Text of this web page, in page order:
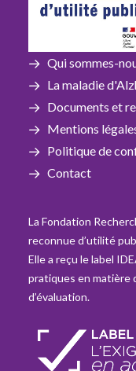
Qui sommes-
La maladie
Documents et
Mentions
Politique de
Contact
La Fondation
reconnue d’utilité
Elle a reçu le label
pratiques en matière
d’évaluation.